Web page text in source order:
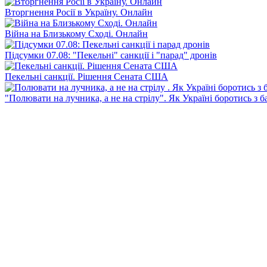
Вторгнення Росії в Україну. Онлайн
Війна на Близькому Сході. Онлайн
Підсумки 07.08: "Пекельні" санкції і "парад" дронів
Пекельні санкції. Рішення Сената США
"Полювати на лучника, а не на стрілу". Як Україні боротись з